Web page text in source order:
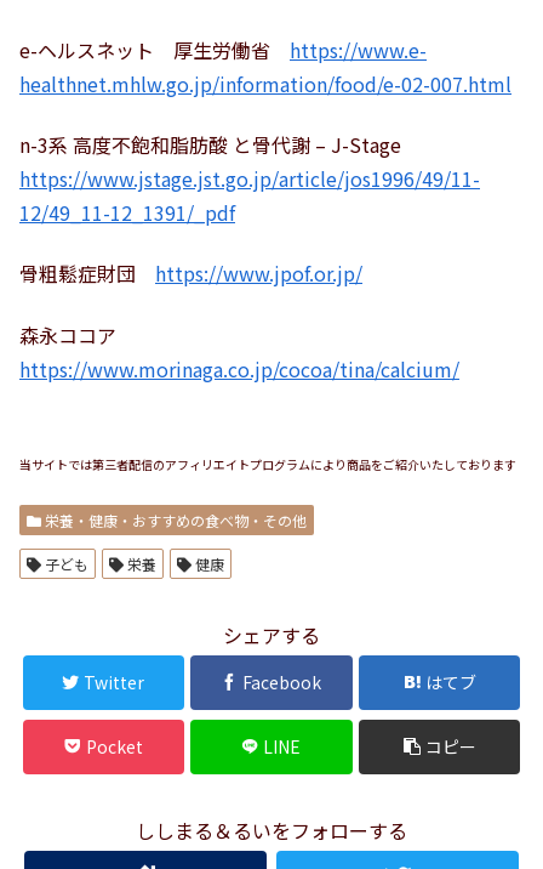
e-ヘルスネット 厚生労働省 https://www.e-
healthnet.mhlw.go.jp/information/food/e-02-007.html
n-3系 高度不飽和脂肪酸 と骨代謝 – J-Stage
https://www.jstage.jst.go.jp/article/jos1996/49/11-
12/49_11-12_1391/_pdf
骨粗鬆症財団 https://www.jpof.or.jp/
森永ココア
https://www.morinaga.co.jp/cocoa/tina/calcium/
当サイトでは第三者配信のアフィリエイトプログラムにより商品をご紹介いたしております
栄養・健康・おすすめの食べ物・その他
子ども 栄養 健康
シェアする
Twitter Facebook はてブ
Pocket LINE コピー
ししまる＆るいをフォローする